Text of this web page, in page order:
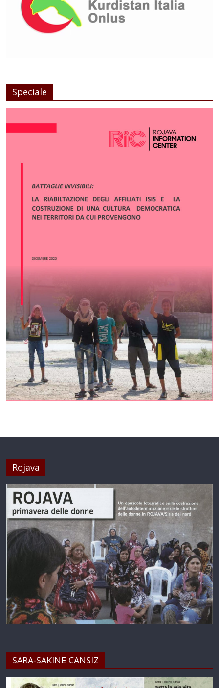
Speciale
Rojava
SARA-SAKINE CANSIZ